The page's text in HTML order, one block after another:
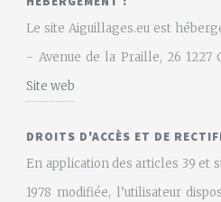
Le site Aiguillages.eu est
- Avenue de la Praille, 26 1227
Site web
DROITS D'ACCÈS ET DE
En application des articles 39 et
1978 modifiée, l’utilisateur